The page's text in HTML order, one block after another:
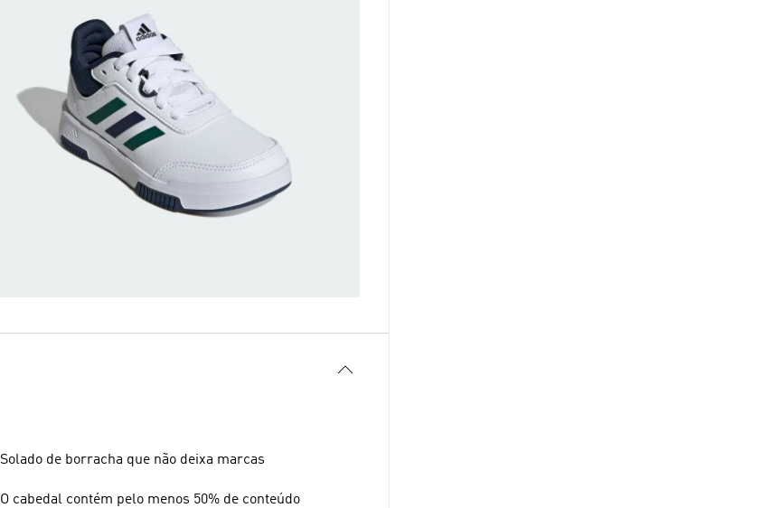
Solado de borracha que não deixa marcas
O cabedal contém pelo menos 50% de conteúdo